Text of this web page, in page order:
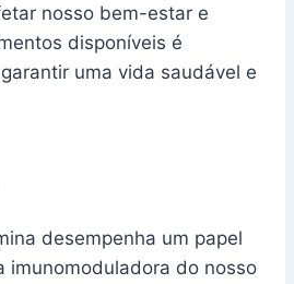
nosso bem-estar e
disponíveis é
uma vida saudável e
desempenha um papel
imunomoduladora do nosso